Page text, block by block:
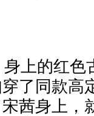
上的红色
了同款高
茜身上，